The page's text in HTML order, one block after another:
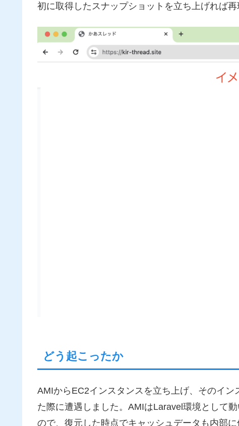
初に取得したスナップショットを立ち上げれば再
どう起こったか
AMIからEC2インスタンスを立ち上げ、そのイ
た際に遭遇しました。AMIはLaravel環境として
ので、復元した時点でキャッシュデータも内部に